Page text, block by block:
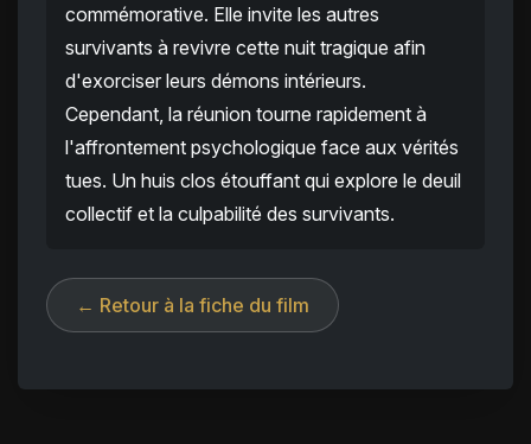
commémorative. Elle invite les autres
survivants à revivre cette nuit tragique afin
d'exorciser leurs démons intérieurs.
Cependant, la réunion tourne rapidement à
l'affrontement psychologique face aux vérités
tues. Un huis clos étouffant qui explore le deuil
collectif et la culpabilité des survivants.
← Retour à la fiche du film